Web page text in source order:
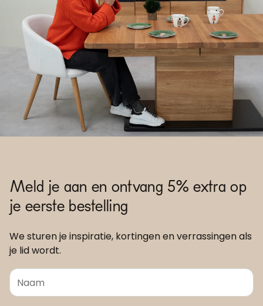
Meld je aan en ontvang 5% extra op
je eerste bestelling
We sturen je inspiratie, kortingen en verrassingen als
je lid wordt.